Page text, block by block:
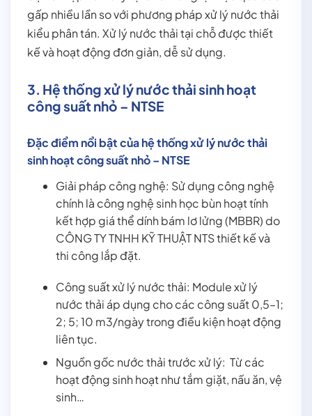
gấp nhiều lần so với phương pháp xử lý nước thải
kiểu phân tán. Xử lý nước thải tại chỗ được thiết
kế và hoạt động đơn giản, dễ sử dụng.
3. Hệ thống xử lý nước thải sinh hoạt
công suất nhỏ – NTSE
Đặc điểm nổi bật của hệ thống xử lý nước thải
sinh hoạt công suất nhỏ – NTSE
Giải pháp công nghệ: Sử dụng công nghệ
chính là công nghệ sinh học bùn hoạt tính
kết hợp giá thể dính bám lơ lửng (MBBR) do
CÔNG TY TNHH KỸ THUẬT NTS thiết kế và
thi công lắp đặt.
Công suất xử lý nước thải: Module xử lý
nước thải áp dụng cho các công suất 0,5–1;
2; 5; 10 m3/ngày trong điều kiện hoạt động
liên tục.
Nguồn gốc nước thải trước xử lý: Từ các
hoạt động sinh hoạt như tắm giặt, nấu ăn, vệ
sinh…